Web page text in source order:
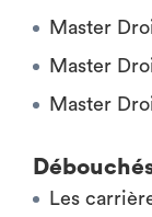
Master
Master
Master
Les